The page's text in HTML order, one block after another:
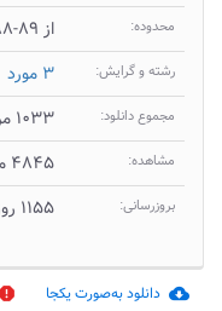
محدوده: از ۸۹-۸۸ تا ۱۴۰۲-۱۴۰۱
رشته و گرایش: ۳ مورد
مجموع دانلود: ۱۰۳۳ مرتبه
مشاهده: ۴۸۴۵ مرتبه
بروزرسانی: ۱۱۵۵ روز قبل
cloud_download دانلود به‌صورت یکجا report